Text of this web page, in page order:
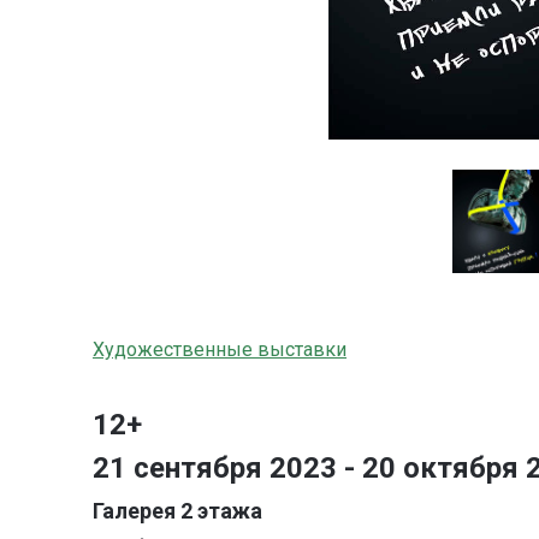
Художественные выставки
12+
21 сентября 2023 - 20 октября
Галерея 2 этажа